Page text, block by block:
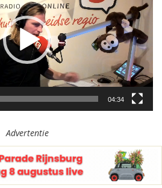
04:34
Advertentie